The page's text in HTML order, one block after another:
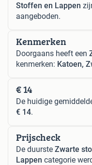
Stoffen en Lappen
aangeboden.
Kenmerken
Doorgaans heeft een
kenmerken: Katoen,
€ 14
De huidige
€ 14.
Prijscheck
De duurste Zwarte
Lappen categorie